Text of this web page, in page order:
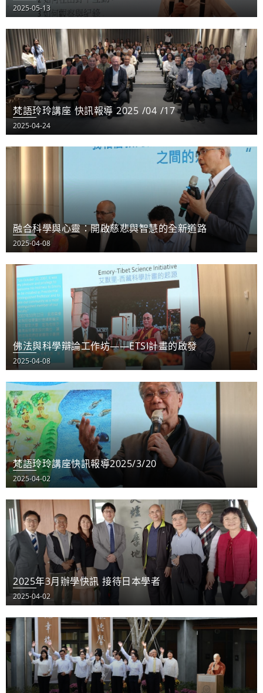
2025-05-13
梵語玲玲講座 快訊報導 2025 /04 /17
2025-04-24
融合科學與心靈：開啟慈悲與智慧的全新道路
2025-04-08
佛法與科學辯論工作坊——ETSI計畫的啟發
2025-04-08
梵語玲玲講座快訊報導2025/3/20
2025-04-02
2025年3月辦學快訊 接待日本學者
2025-04-02